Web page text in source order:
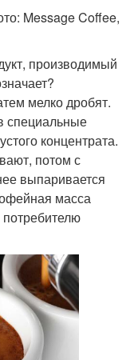
Message Coffee,
производимый
мелко дробят.
специальные
концентрата.
потом с
выпаривается
масса